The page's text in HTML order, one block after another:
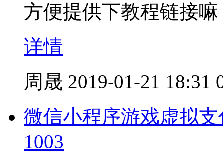
方便提供下教程链接嘛
详情
周晟 2019-01-21 18:31
微信小程序游戏虚拟
1003